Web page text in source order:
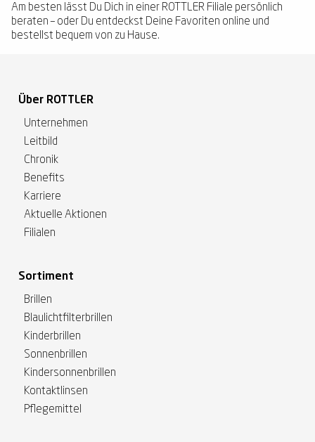
Am besten lässt Du Dich in einer ROTTLER Filiale persönlich
beraten – oder Du entdeckst Deine Favoriten online und
bestellst bequem von zu Hause.
Über ROTTLER
Unternehmen
Leitbild
Chronik
Benefits
Karriere
Aktuelle Aktionen
Filialen
Sortiment
Brillen
Blaulichtfilterbrillen
Kinderbrillen
Sonnenbrillen
Kindersonnenbrillen
Kontaktlinsen
Pflegemittel